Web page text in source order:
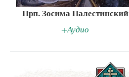
Прп. Зосима Палестинский
+Аудио